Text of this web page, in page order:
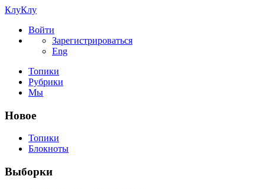
КлуКлу
Войти
Зарегистрироваться
Eng
Топики
Рубрики
Мы
Новое
Топики
Блокноты
Выборки